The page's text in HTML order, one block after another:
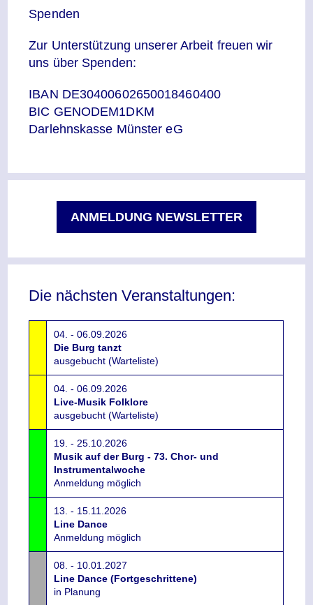
Spenden
Zur Unterstützung unserer Arbeit freuen wir
uns über Spenden:
IBAN DE30400602650018460400
BIC GENODEM1DKM
Darlehnskasse Münster eG
ANMELDUNG NEWSLETTER
Die nächsten Veranstaltungen:
04. - 06.09.2026
Die Burg tanzt
ausgebucht (Warteliste)
04. - 06.09.2026
Live-Musik Folklore
ausgebucht (Warteliste)
19. - 25.10.2026
Musik auf der Burg - 73. Chor- und
Instrumentalwoche
Anmeldung möglich
13. - 15.11.2026
Line Dance
Anmeldung möglich
08. - 10.01.2027
Line Dance (Fortgeschrittene)
in Planung